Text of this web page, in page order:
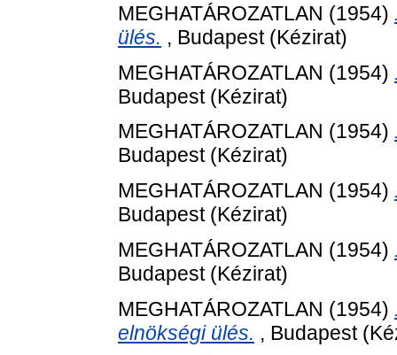
MEGHATÁROZATLAN (1954)
ülés. , Budapest (Kézirat)
MEGHATÁROZATLAN (1954)
Budapest (Kézirat)
MEGHATÁROZATLAN (1954)
Budapest (Kézirat)
MEGHATÁROZATLAN (1954)
Budapest (Kézirat)
MEGHATÁROZATLAN (1954)
Budapest (Kézirat)
MEGHATÁROZATLAN (1954)
elnökségi ülés. , Budapest